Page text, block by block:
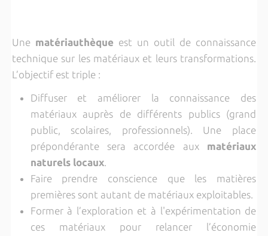
Une matériauthèque est un outil de connaissance
technique sur les matériaux et leurs transformations.
L’objectif est triple :
Diffuser et améliorer la connaissance des
matériaux auprès de différents publics (grand
public, scolaires, professionnels). Une place
prépondérante sera accordée aux matériaux
naturels locaux.
Faire prendre conscience que les matières
premières sont autant de matériaux exploitables.
Former à l’exploration et à l'expérimentation de
ces matériaux pour relancer l’économie